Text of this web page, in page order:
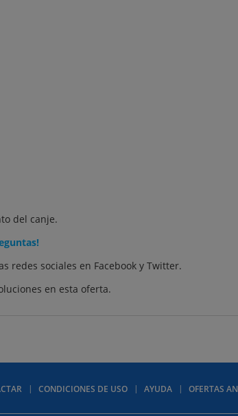
del canje.
redes sociales en Facebook y Twitter.
en esta oferta.
CONDICIONES DE USO AYUDA OFERTAS